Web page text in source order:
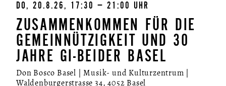
DO, 20.8.26, 17:30 – 21:00 UHR
ZUSAMMENKOMMEN FÜR DIE
GEMEINNÜTZIGKEIT UND 30
JAHRE GI-BEIDER BASEL
Don Bosco Basel | Musik- und Kulturzentrum |
Waldenburgerstrasse 34, 4052 Basel